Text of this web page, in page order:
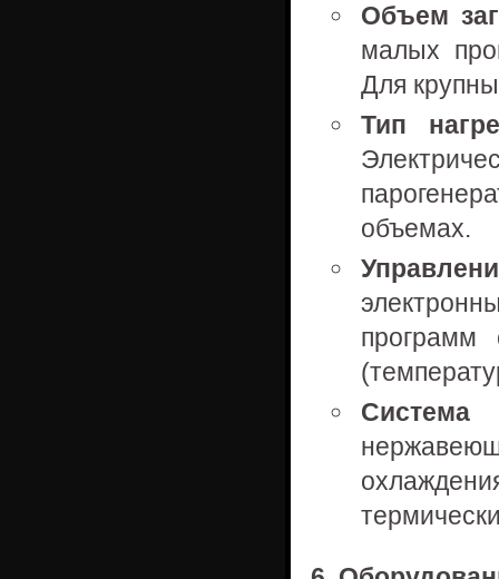
Объем
малых
Для
Тип
объемах.
программ
Система